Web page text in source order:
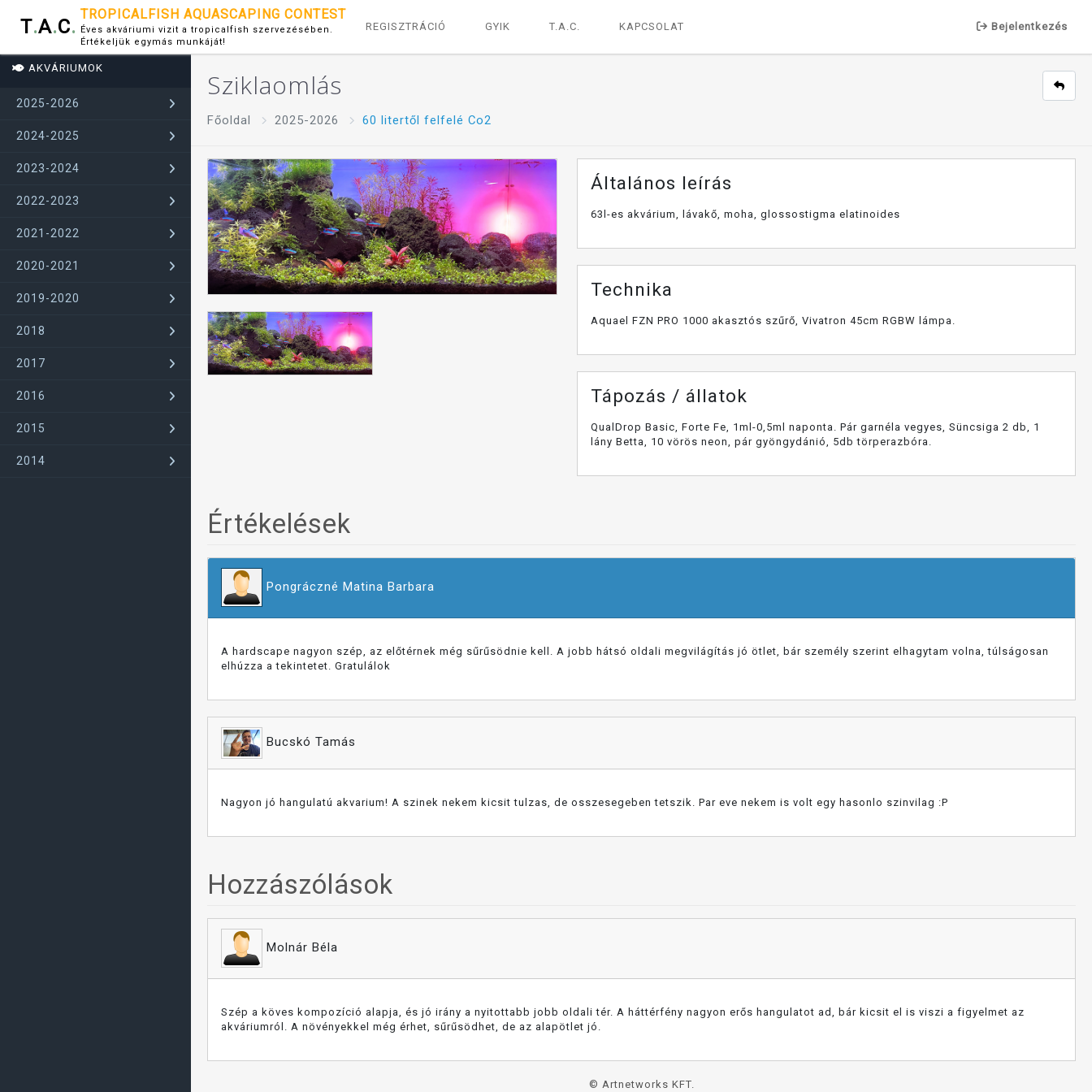
T.A.C.
TROPICALFISH AQUASCAPING CONTEST
Éves akváriumi vizit a tropicalfish szervezésében.
Értékeljük egymás munkáját!
REGISZTRÁCIÓ GYIK T.A.C. KAPCSOLAT Bejelentkezés
AKVÁRIUMOK
2025-2026
2024-2025
2023-2024
2022-2023
2021-2022
2020-2021
2019-2020
2018
2017
2016
2015
2014
Sziklaomlás
Főoldal 2025-2026 60 litertől felfelé Co2
Általános leírás
63l-es akvárium, lávakő, moha, glossostigma elatinoides
Technika
Aquael FZN PRO 1000 akasztós szűrő, Vivatron 45cm RGBW lámpa.
Tápozás / állatok
QualDrop Basic, Forte Fe, 1ml-0,5ml naponta. Pár garnéla vegyes, Süncsiga 2 db, 1
lány Betta, 10 vörös neon, pár gyöngydánió, 5db törperazbóra.
Értékelések
Pongráczné Matina Barbara
A hardscape nagyon szép, az előtérnek még sűrűsödnie kell. A jobb hátsó oldali megvilágítás jó ötlet, bár személy szerint elhagytam volna, túlságosan
elhúzza a tekintetet. Gratulálok
Bucskó Tamás
Nagyon jó hangulatú akvarium! A szinek nekem kicsit tulzas, de osszesegeben tetszik. Par eve nekem is volt egy hasonlo szinvilag :P
Hozzászólások
Molnár Béla
Szép a köves kompozíció alapja, és jó irány a nyitottabb jobb oldali tér. A háttérfény nagyon erős hangulatot ad, bár kicsit el is viszi a figyelmet az
akváriumról. A növényekkel még érhet, sűrűsödhet, de az alapötlet jó.
© Artnetworks KFT.